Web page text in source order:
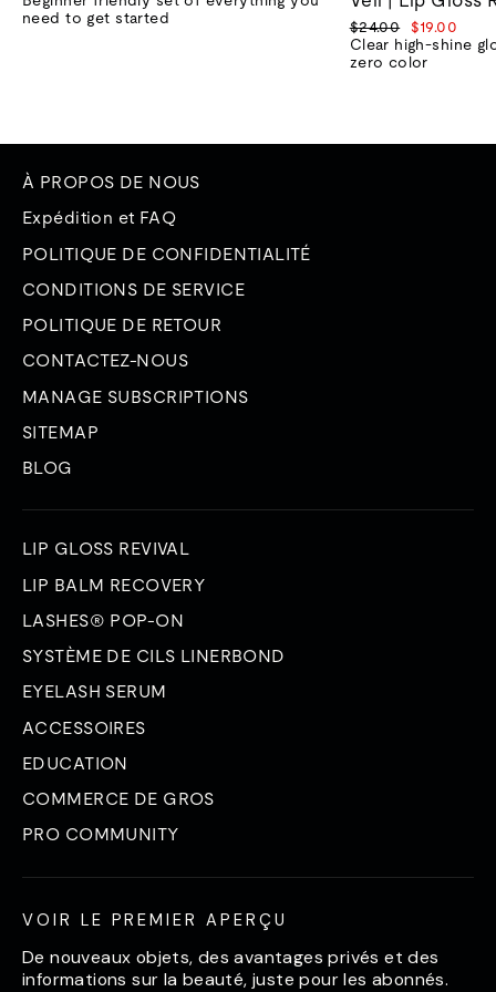
vente
need to get started
Prix
normal
$24.00
Prix
de
vente
$19.00
Clear high-shine
zero color
À PROPOS DE NOUS
Expédition et FAQ
POLITIQUE DE CONFIDENTIALITÉ
CONDITIONS DE SERVICE
POLITIQUE DE RETOUR
CONTACTEZ-NOUS
MANAGE SUBSCRIPTIONS
SITEMAP
BLOG
LIP GLOSS REVIVAL
LIP BALM RECOVERY
LASHES® POP-ON
SYSTÈME DE CILS LINERBOND
EYELASH SERUM
ACCESSOIRES
EDUCATION
COMMERCE DE GROS
PRO COMMUNITY
VOIR LE PREMIER APERÇU
De nouveaux objets, des avantages privés et des
informations sur la beauté, juste pour les abonnés.